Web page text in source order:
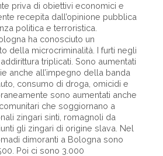
priva di obiettivi economici e
recepita dall’opinione pubblica
politica e terroristica.
ha conosciuto un
della microcriminalità. I furti negli
triplicati. Sono aumentati
anche all’impegno della banda
consumo di droga, omicidi e
sono aumentati anche
che soggiornano a
zingari sinti, romagnoli da
gli zingari di origine slava. Nel
dimoranti a Bologna sono
Poi ci sono 3.000